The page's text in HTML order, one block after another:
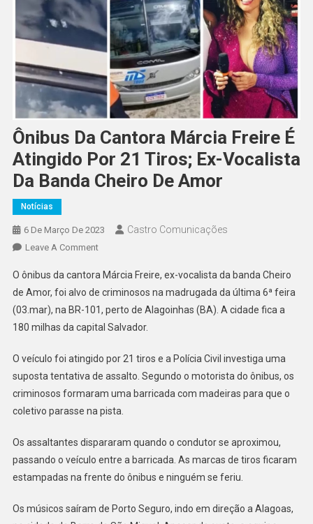
Ônibus Da Cantora Márcia Freire É
Atingido Por 21 Tiros; Ex-Vocalista
Da Banda Cheiro De Amor
Notícias
6 De Março De 2023 Castro Comunicações
Leave A Comment
O ônibus da cantora Márcia Freire, ex-vocalista da banda Cheiro
de Amor, foi alvo de criminosos na madrugada da última 6ª feira
(03.mar), na BR-101, perto de Alagoinhas (BA). A cidade fica a
180 milhas da capital Salvador.
O veículo foi atingido por 21 tiros e a Polícia Civil investiga uma
suposta tentativa de assalto. Segundo o motorista do ônibus, os
criminosos formaram uma barricada com madeiras para que o
coletivo parasse na pista.
Os assaltantes dispararam quando o condutor se aproximou,
passando o veículo entre a barricada. As marcas de tiros ficaram
estampadas na frente do ônibus e ninguém se feriu.
Os músicos saíram de Porto Seguro, indo em direção a Alagoas,